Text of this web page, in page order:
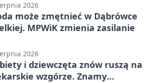
2026
może zmętnieć w Dąbrówce
MPWiK zmienia zasilanie
2026
i dziewczęta znów ruszą na
wzgórze. Znamy